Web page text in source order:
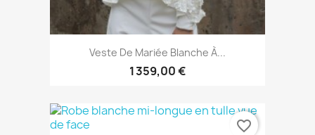
Veste De Mariée Blanche À...
1 359,00 €
favorite_border